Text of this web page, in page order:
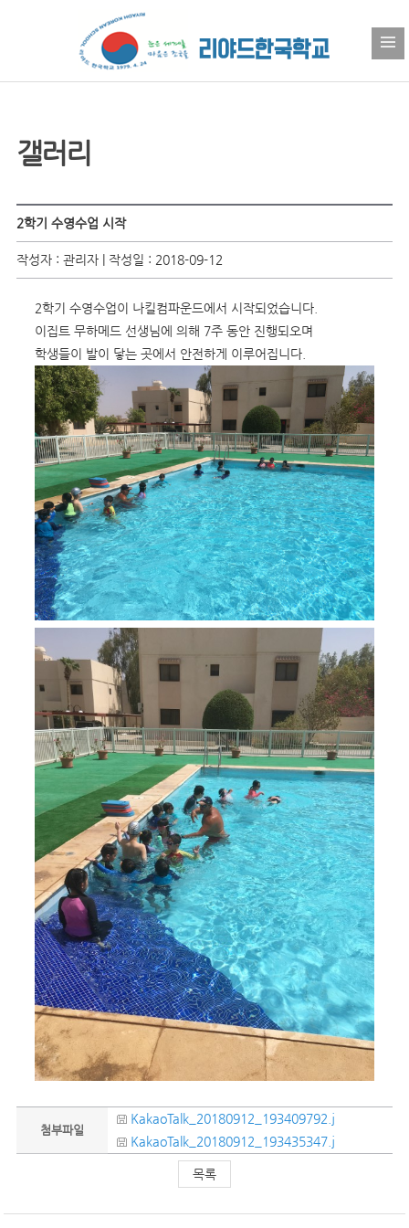
갤러리
2학기 수영수업 시작
작성자 : 관리자 | 작성일 : 2018-09-12
2학기 수영수업이 나킬컴파운드에서 시작되었습니다.
이집트 무하메드 선생님에 의해 7주 동안 진행되오며
학생들이 발이 닿는 곳에서 안전하게 이루어집니다.
첨부파일
KakaoTalk_20180912_193409792.j
KakaoTalk_20180912_193435347.j
목록